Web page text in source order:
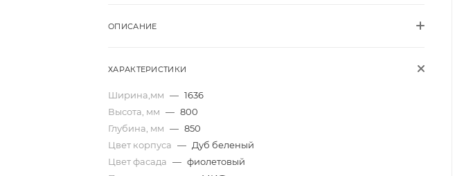
ОПИСАНИЕ
ХАРАКТЕРИСТИКИ
Ширина,мм — 1636
Высота, мм — 800
Глубина, мм — 850
Цвет корпуса — Дуб беленый
Цвет фасада — фиолетовый